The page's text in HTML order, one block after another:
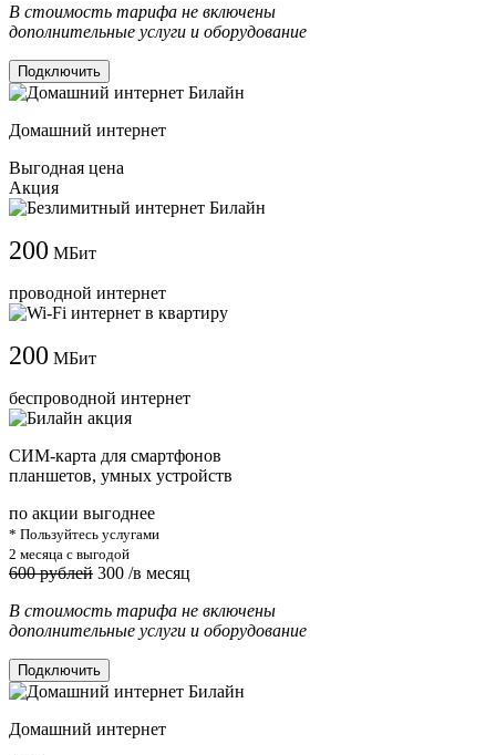
В стоимость тарифа не включены
дополнительные услуги и оборудование
Подключить
Домашний интернет
Выгодная цена
Акция
200 МБит
проводной интернет
200 МБит
беспроводной интернет
СИМ-карта для смартфонов
планшетов, умных устройств
по акции выгоднее
* Пользуйтесь услугами
2 месяца с выгодой
600 рублей 300 /в месяц
В стоимость тарифа не включены
дополнительные услуги и оборудование
Подключить
Домашний интернет